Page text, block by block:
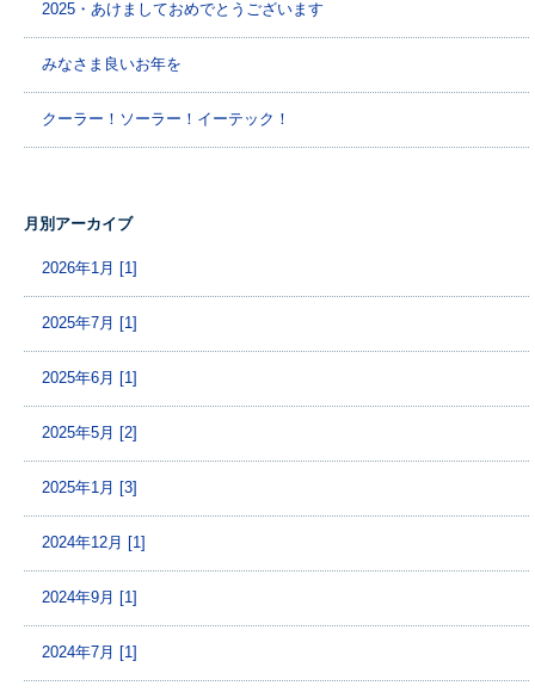
2025・あけましておめでとうございます
みなさま良いお年を
クーラー！ソーラー！イーテック！
月別アーカイブ
2026年1月 [1]
2025年7月 [1]
2025年6月 [1]
2025年5月 [2]
2025年1月 [3]
2024年12月 [1]
2024年9月 [1]
2024年7月 [1]